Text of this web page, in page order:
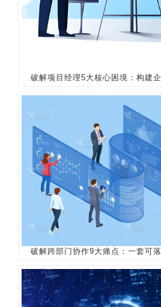
破解项目经理5大核心困境：构建企
破解跨部门协作9大痛点：一套可落